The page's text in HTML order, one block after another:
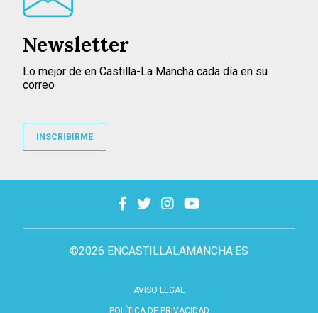
©2026 ENCASTILLALAMANCHA.ES
AVISO LEGAL
POLÍTICA DE PRIVACIDAD
Newsletter
Lo mejor de en Castilla-La Mancha cada día en su
correo
INSCRIBIRME